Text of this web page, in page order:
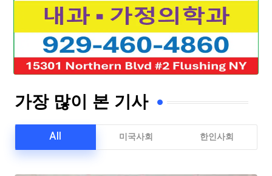
가장 많이 본 기사
All 미국사회 한인사회